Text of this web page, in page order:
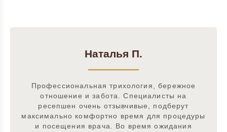
Наталья П.
Профессиональная трихология, бережное
отношение и забота. Специалисты на
ресепшен очень отзывчивые, подберут
максимально комфортно время для процедуры
и посещения врача. Во время ожидания